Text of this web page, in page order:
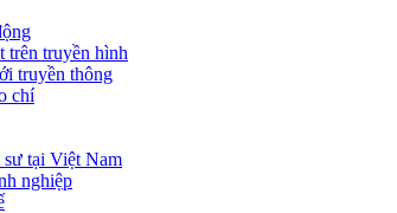
trên truyền hình
truyền thông
chí
sư tại Việt Nam
nghiệp